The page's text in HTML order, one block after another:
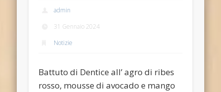
admin
31 Gennaio 2024
Notizie
Battuto di Dentice all’ agro di ribes
rosso, mousse di avocado e mango